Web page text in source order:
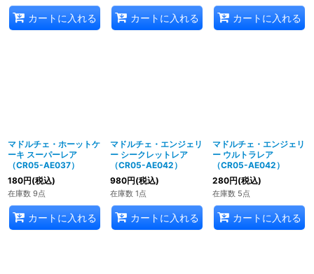
カートに入れる カートに入れる カートに入れる
マドルチェ・ホーットケ
ーキ スーパーレア
（CR05-AE037）
180円(税込)
在庫数 9点
カートに入れる
マドルチェ・エンジェリ
ー シークレットレア
（CR05-AE042）
980円(税込)
在庫数 1点
カートに入れる
マドルチェ・エンジェリ
ー ウルトラレア
（CR05-AE042）
280円(税込)
在庫数 5点
カートに入れる